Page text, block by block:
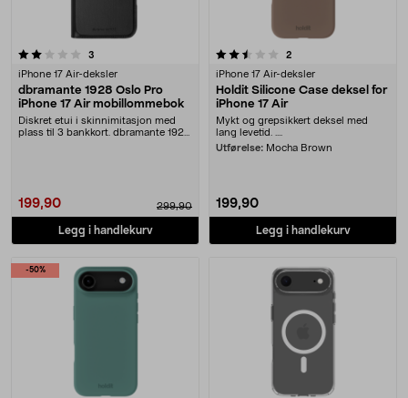
3
iPhone 17 Air-deksler
dbramante 1928 Oslo Pro
iPhone 17 Air mobillommebok
Diskret etui i skinnimitasjon med
plass til 3 bankkort. dbramante 1928
199,90 299,90
Legg i handlekurv
2.5 av 5 stjerner 2anmeldelser
iPhone 17 Air-deksler
Holdit Silicone Case deksel for
iPhone 17 Air
Mykt og grepsikkert deksel med
lang levetid. ....
Utførelse: Mocha Brown
199,90
Legg i handlekurv
-50%